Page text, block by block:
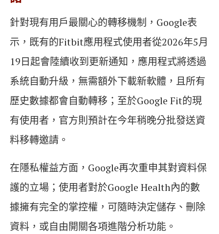
針對現有用戶最關心的轉移機制，Google表
示，既有的Fitbit應用程式使用者從2026年5月
19日起會陸續收到更新通知，應用程式將透過
系統自動升級，無需額外下載新軟體，且所有
歷史數據都會自動轉移；至於Google Fit的現
有使用者，官方則預計在今年稍晚分批發送資
料移轉邀請。
在隱私權益方面，Google再次重申其對資料保
護的立場；使用者對於Google Health內的數
據擁有完全的掌控權，可隨時決定儲存、刪除
資料，或自由開關各項進階分析功能。